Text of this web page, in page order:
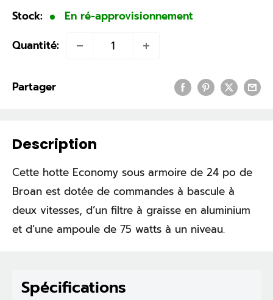
Stock:
En ré-approvisionnement
Quantité:
Partager
Description
Cette hotte Economy sous armoire de 24 po de
Broan est dotée de commandes à bascule à
deux vitesses, d’un filtre à graisse en aluminium
et d’une ampoule de 75 watts à un niveau.
Spécifications